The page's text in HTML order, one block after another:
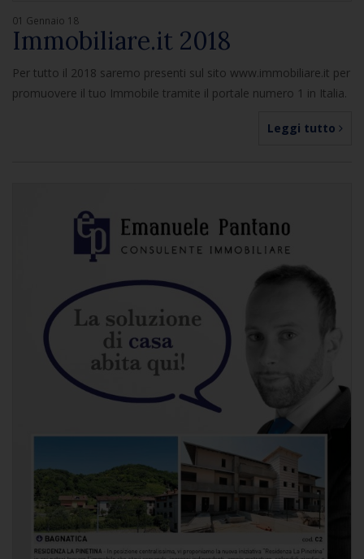
01 Gennaio 18
Immobiliare.it 2018
Per tutto il 2018 saremo presenti sul sito www.immobiliare.it per
promuovere il tuo Immobile tramite il portale numero 1 in Italia.
Leggi tutto